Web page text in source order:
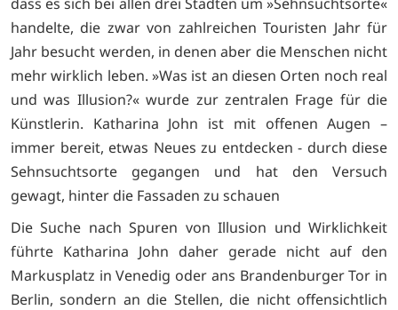
handelte, die zwar von zahlreichen Touristen Jahr für
Jahr besucht werden, in denen aber die Menschen nicht
mehr wirklich leben. »Was ist an diesen Orten noch real
und was Illusion?« wurde zur zentralen Frage für die
Künstlerin. Katharina John ist mit offenen Augen –
immer bereit, etwas Neues zu entdecken - durch diese
Sehnsuchtsorte gegangen und hat den Versuch
gewagt, hinter die Fassaden zu schauen
Die Suche nach Spuren von Illusion und Wirklichkeit
führte Katharina John daher gerade nicht auf den
Markusplatz in Venedig oder ans Brandenburger Tor in
Berlin, sondern an die Stellen, die nicht offensichtlich